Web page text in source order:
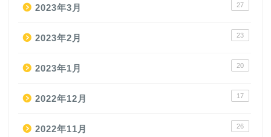
2023年3月 27
2023年2月 23
2023年1月 20
2022年12月 17
2022年11月 26